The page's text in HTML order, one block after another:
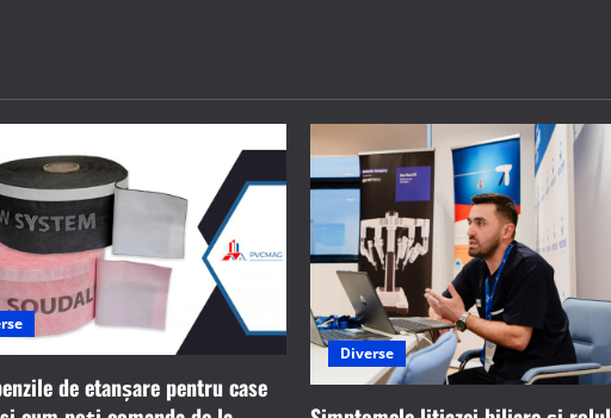
de etanșare pentru case
Diverse